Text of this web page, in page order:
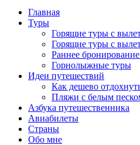
Главная
Туры
Горящие туры с
Горящие туры с
Раннее
Горнолыжные туры
Идеи путешествий
Как дешево
Пляжи с белым
Азбука путешественника
Авиабилеты
Страны
Обо мне